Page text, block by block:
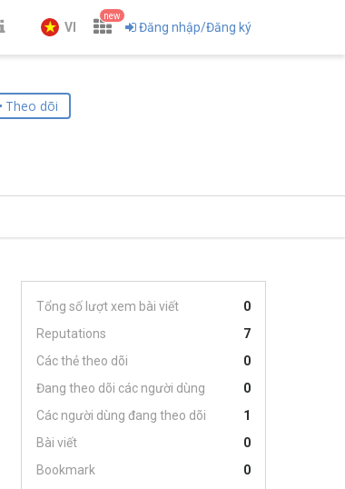
VI
new
Đăng nhập/Đăng ký
Theo dõi
Tổng số lượt xem bài viết
0
Reputations
7
Các thẻ theo dõi
0
Đang theo dõi các người dùng
0
Các người dùng đang theo dõi
1
Bài viết
0
Bookmark
0